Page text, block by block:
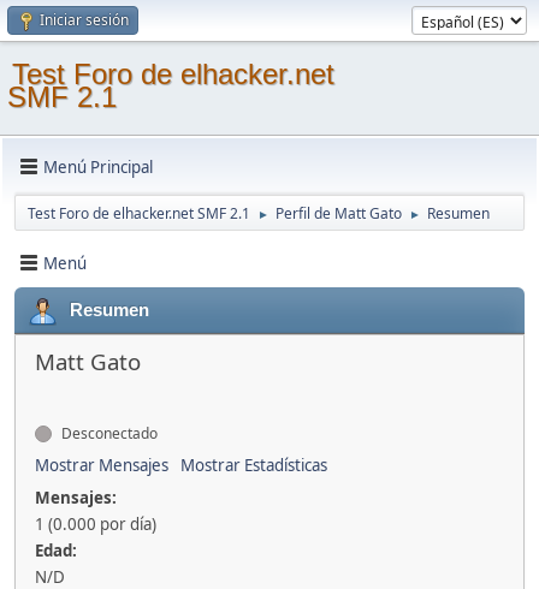
Iniciar sesión
Test Foro de elhacker.net
SMF 2.1
Menú Principal
Test Foro de elhacker.net SMF 2.1 ► Perfil de Matt Gato ► Resumen
Menú
Resumen
Matt Gato
Desconectado
Mostrar Mensajes
Mostrar Estadísticas
Mensajes:
1 (0.000 por día)
Edad:
N/D